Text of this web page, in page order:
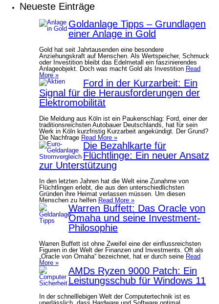
Neueste Einträge
Goldanlage Tipps – Grundlagen
einer Anlage in Gold
Gold hat seit Jahrtausenden eine besondere
Anziehungskraft auf Menschen. Als Wertspeicher, Schmuck
oder Investition bleibt das Edelmetall ein faszinierendes
Anlageobjekt. Doch was macht Gold als Investition Read
More »
Ford in der Kurzarbeit: Ein
Signal für die Herausforderungen der
Elektromobilität
Die Meldung aus Köln ist ein Paukenschlag: Ford, einer der
traditionsreichsten Autobauer Deutschlands, hat für sein
Werk in Köln kurzfristig Kurzarbeit angekündigt. Der Grund?
Die Nachfrage Read More »
Die Bezahlkarte für
Flüchtlinge: Ein neuer Ansatz
zur Unterstützung
In den letzten Jahren hat die Welt eine Zunahme von
Flüchtlingen erlebt, die aus den unterschiedlichsten
Gründen ihre Heimat verlassen müssen. Um diesen
Menschen zu helfen Read More »
Warren Buffett: Das Oracle von
Omaha und seine Investment-
Philosophie
Warren Buffett ist ohne Zweifel eine der einflussreichsten
Figuren in der Welt der Finanzen und Investments. Oft als
„Oracle von Omaha“ bezeichnet, hat er durch seine Read
More »
AMDs Ryzen 9000 Patch: Ein
Leistungsschub für Windows 11
In der schnelllebigen Welt der Computertechnik ist es
unerlässlich, dass Hardware und Software optimal